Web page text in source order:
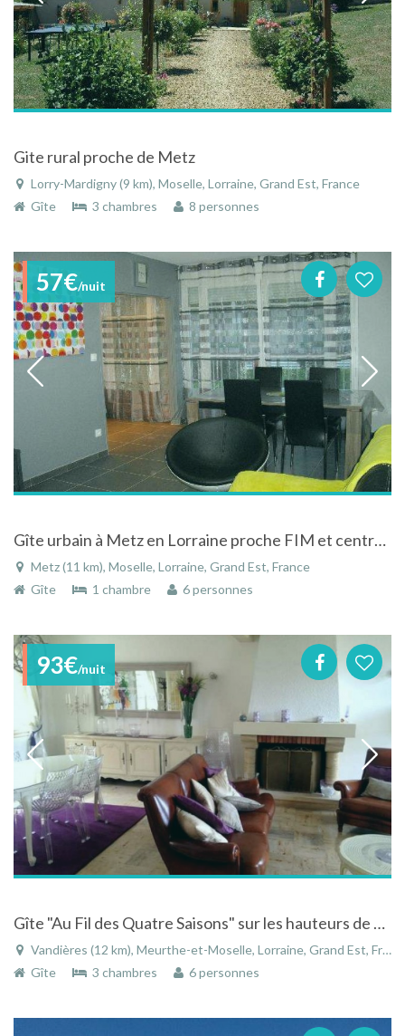
Gite rural proche de Metz
Lorry-Mardigny (9 km), Moselle, Lorraine, Grand Est, France
Gîte
3 chambres 8 personnes
57€/nuit
Gîte urbain à Metz en Lorraine proche FIM et centre Pompidou
Metz (11 km), Moselle, Lorraine, Grand Est, France
Gîte
1 chambre 6 personnes
93€/nuit
Gîte "Au Fil des Quatre Saisons" sur les hauteurs de Vandières
Vandières (12 km), Meurthe-et-Moselle, Lorraine, Grand Est, France
Gîte
3 chambres 6 personnes